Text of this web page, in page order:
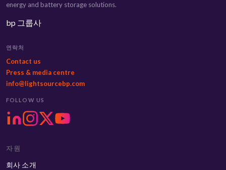
energy and battery storage solutions.
bp 그룹사
연락처
Contact us
Press & media centre
info@lightsourcebp.com
FOLLOW US
자원
회사 소개